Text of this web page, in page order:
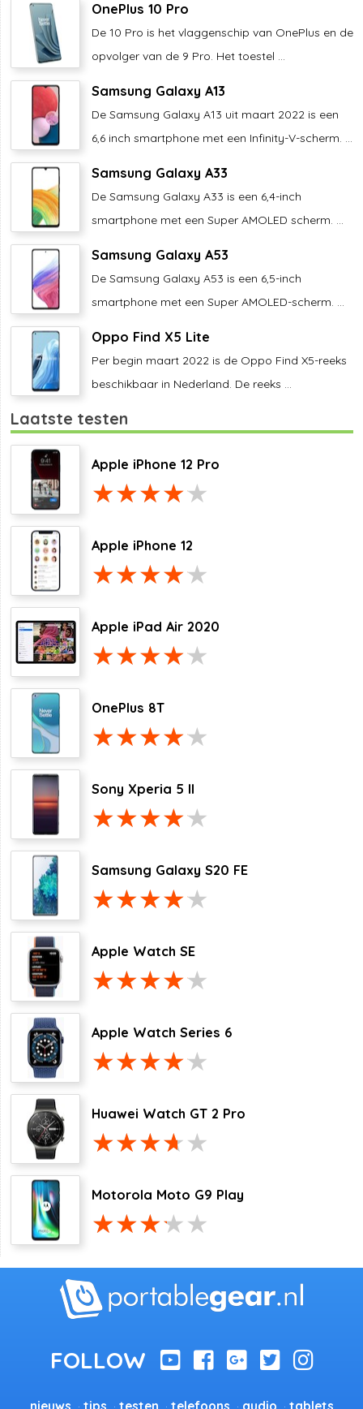
OnePlus 10 Pro
De 10 Pro is het vlaggenschip van OnePlus en de
opvolger van de 9 Pro. Het toestel ...
Samsung Galaxy A13
De Samsung Galaxy A13 uit maart 2022 is een
6,6 inch smartphone met een Infinity-V-scherm. ...
Samsung Galaxy A33
De Samsung Galaxy A33 is een 6,4-inch
smartphone met een Super AMOLED scherm. ...
Samsung Galaxy A53
De Samsung Galaxy A53 is een 6,5-inch
smartphone met een Super AMOLED-scherm. ...
Oppo Find X5 Lite
Per begin maart 2022 is de Oppo Find X5-reeks
beschikbaar in Nederland. De reeks ...
Laatste testen
Apple iPhone 12 Pro
Apple iPhone 12
Apple iPad Air 2020
OnePlus 8T
Sony Xperia 5 II
Samsung Galaxy S20 FE
Apple Watch SE
Apple Watch Series 6
Huawei Watch GT 2 Pro
Motorola Moto G9 Play